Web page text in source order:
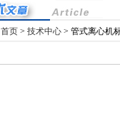
首页 > 技术中心 > 管式离心机